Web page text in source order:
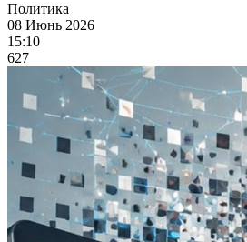
Политика
08 Июнь 2026
15:10
627